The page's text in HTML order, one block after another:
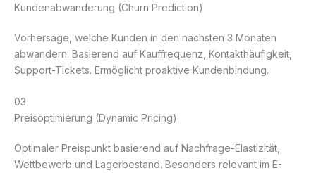
Kundenabwanderung (Churn Prediction)
Vorhersage, welche Kunden in den nächsten 3 Monaten
abwandern. Basierend auf Kauffrequenz, Kontakthäufigkeit,
Support-Tickets. Ermöglicht proaktive Kundenbindung.
03
Preisoptimierung (Dynamic Pricing)
Optimaler Preispunkt basierend auf Nachfrage-Elastizität,
Wettbewerb und Lagerbestand. Besonders relevant im E-